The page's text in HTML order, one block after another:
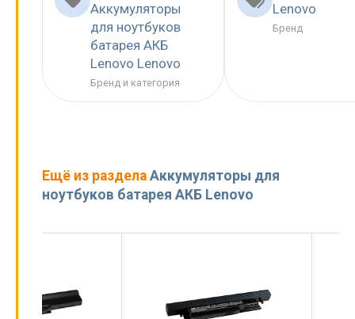
Аккумуляторы
для ноутбуков
батарея АКБ
Lenovo Lenovo
Бренд и категория
Lenovo
Бренд
Ещё из раздела Аккумуляторы для
ноутбуков батарея АКБ Lenovo